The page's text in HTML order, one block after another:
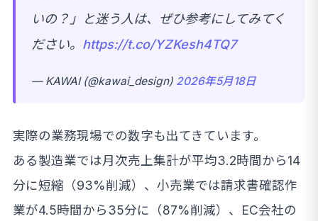
いの？」と迷う人は、ぜひ参考にしてみてく
ださい。 https://t.co/YZKesh4TQ7
— KAWAI (@kawai_design) 2026年5月18日
実際の業務現場での数字も出てきています。
ある製造業では月次売上集計が平均3.2時間から14
分に短縮（93%削減）、小売業では請求書確認作
業が4.5時間から35分に（87%削減）、EC会社の